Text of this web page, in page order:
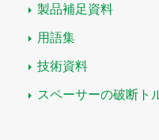
製品補足資料
用語集
技術資料
スペーサーの破断ト